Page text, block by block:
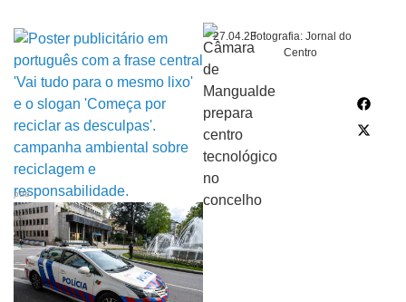
27.04.23Fotografia: Jornal do
Centro
pub